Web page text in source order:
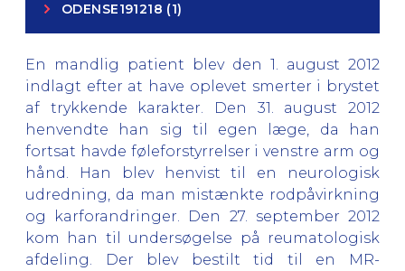
ODENSE191218 (1)
En mandlig patient blev den 1. august 2012
indlagt efter at have oplevet smerter i brystet
af trykkende karakter. Den 31. august 2012
henvendte han sig til egen læge, da han
fortsat havde føleforstyrrelser i venstre arm og
hånd. Han blev henvist til en neurologisk
udredning, da man mistænkte rodpåvirkning
og karforandringer. Den 27. september 2012
kom han til undersøgelse på reumatologisk
afdeling. Der blev bestilt tid til en MR-